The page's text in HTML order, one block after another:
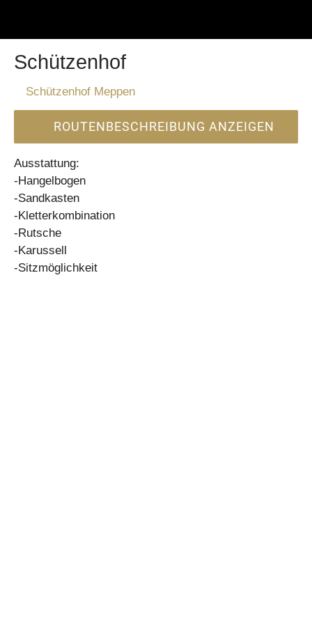
Schützenhof
Schützenhof Meppen
ROUTENBESCHREIBUNG ANZEIGEN
Ausstattung:
-Hangelbogen
-Sandkasten
-Kletterkombination
-Rutsche
-Karussell
-Sitzmöglichkeit